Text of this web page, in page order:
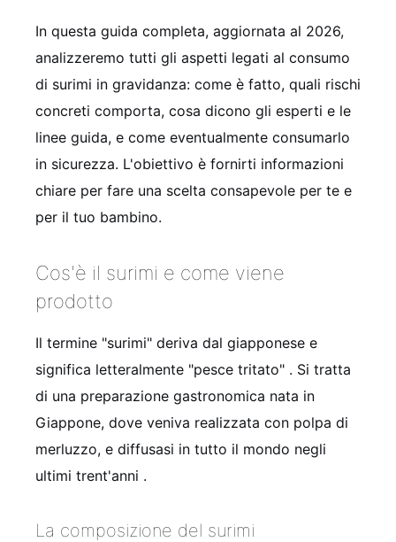
In questa guida completa, aggiornata al 2026,
analizzeremo tutti gli aspetti legati al consumo
di surimi in gravidanza: come è fatto, quali rischi
concreti comporta, cosa dicono gli esperti e le
linee guida, e come eventualmente consumarlo
in sicurezza. L'obiettivo è fornirti informazioni
chiare per fare una scelta consapevole per te e
per il tuo bambino.
Cos'è il surimi e come viene
prodotto
Il termine "surimi" deriva dal giapponese e
significa letteralmente "pesce tritato" . Si tratta
di una preparazione gastronomica nata in
Giappone, dove veniva realizzata con polpa di
merluzzo, e diffusasi in tutto il mondo negli
ultimi trent'anni .
La composizione del surimi